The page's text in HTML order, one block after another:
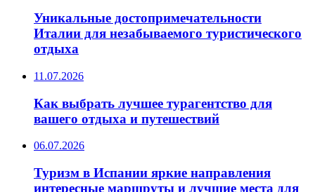
Уникальные достопримечательности
Италии для незабываемого туристического
отдыха
11.07.2026
Как выбрать лучшее турагентство для
вашего отдыха и путешествий
06.07.2026
Туризм в Испании яркие направления
интересные маршруты и лучшие места для